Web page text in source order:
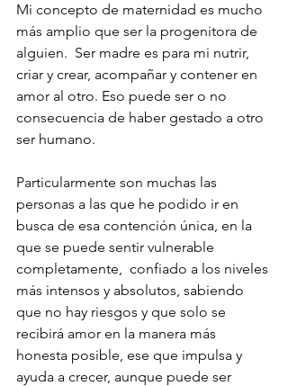
Mi concepto de maternidad es mucho
más amplio que ser la progenitora de
alguien.  Ser madre es para mi nutrir,
criar y crear, acompañar y contener en
amor al otro. Eso puede ser o no
consecuencia de haber gestado a otro
ser humano.
Particularmente son muchas las
personas a las que he podido ir en
busca de esa contención única, en la
que se puede sentir vulnerable
completamente,  confiado a los niveles
más intensos y absolutos, sabiendo
que no hay riesgos y que solo se
recibirá amor en la manera más
honesta posible, ese que impulsa y
ayuda a crecer, aunque puede ser